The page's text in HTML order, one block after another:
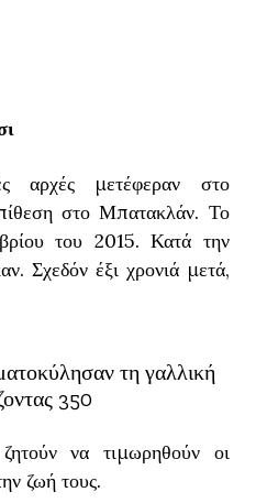
αρχές μετέφεραν στο
στο Μπατακλάν. Το
του 2015. Κατά την
Σχεδόν έξι χρονιά μετά,
τη γαλλική
350
να τιμωρηθούν οι
ζωή τους.